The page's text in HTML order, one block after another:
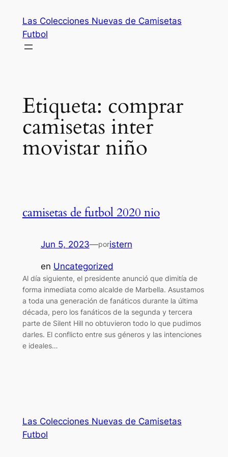
contenido
Las Colecciones Nuevas de Camisetas
Futbol
Etiqueta: comprar
camisetas inter
movistar niño
camisetas de futbol 2020 nio
Jun 5, 2023—poristern
en Uncategorized
Al día siguiente, el presidente anunció que dimitía de
forma inmediata como alcalde de Marbella. Asustamos
a toda una generación de fanáticos durante la última
década, pero los fanáticos de la segunda y tercera
parte de Silent Hill no obtuvieron todo lo que pudimos
darles. El conflicto entre sus géneros y las intenciones
e ideales…
Las Colecciones Nuevas de Camisetas
Futbol